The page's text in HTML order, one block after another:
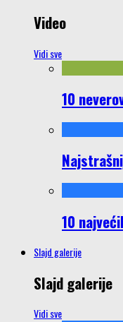
Video
Vidi sve
10
10
Slajd galerije
Slajd galerije
Vidi sve